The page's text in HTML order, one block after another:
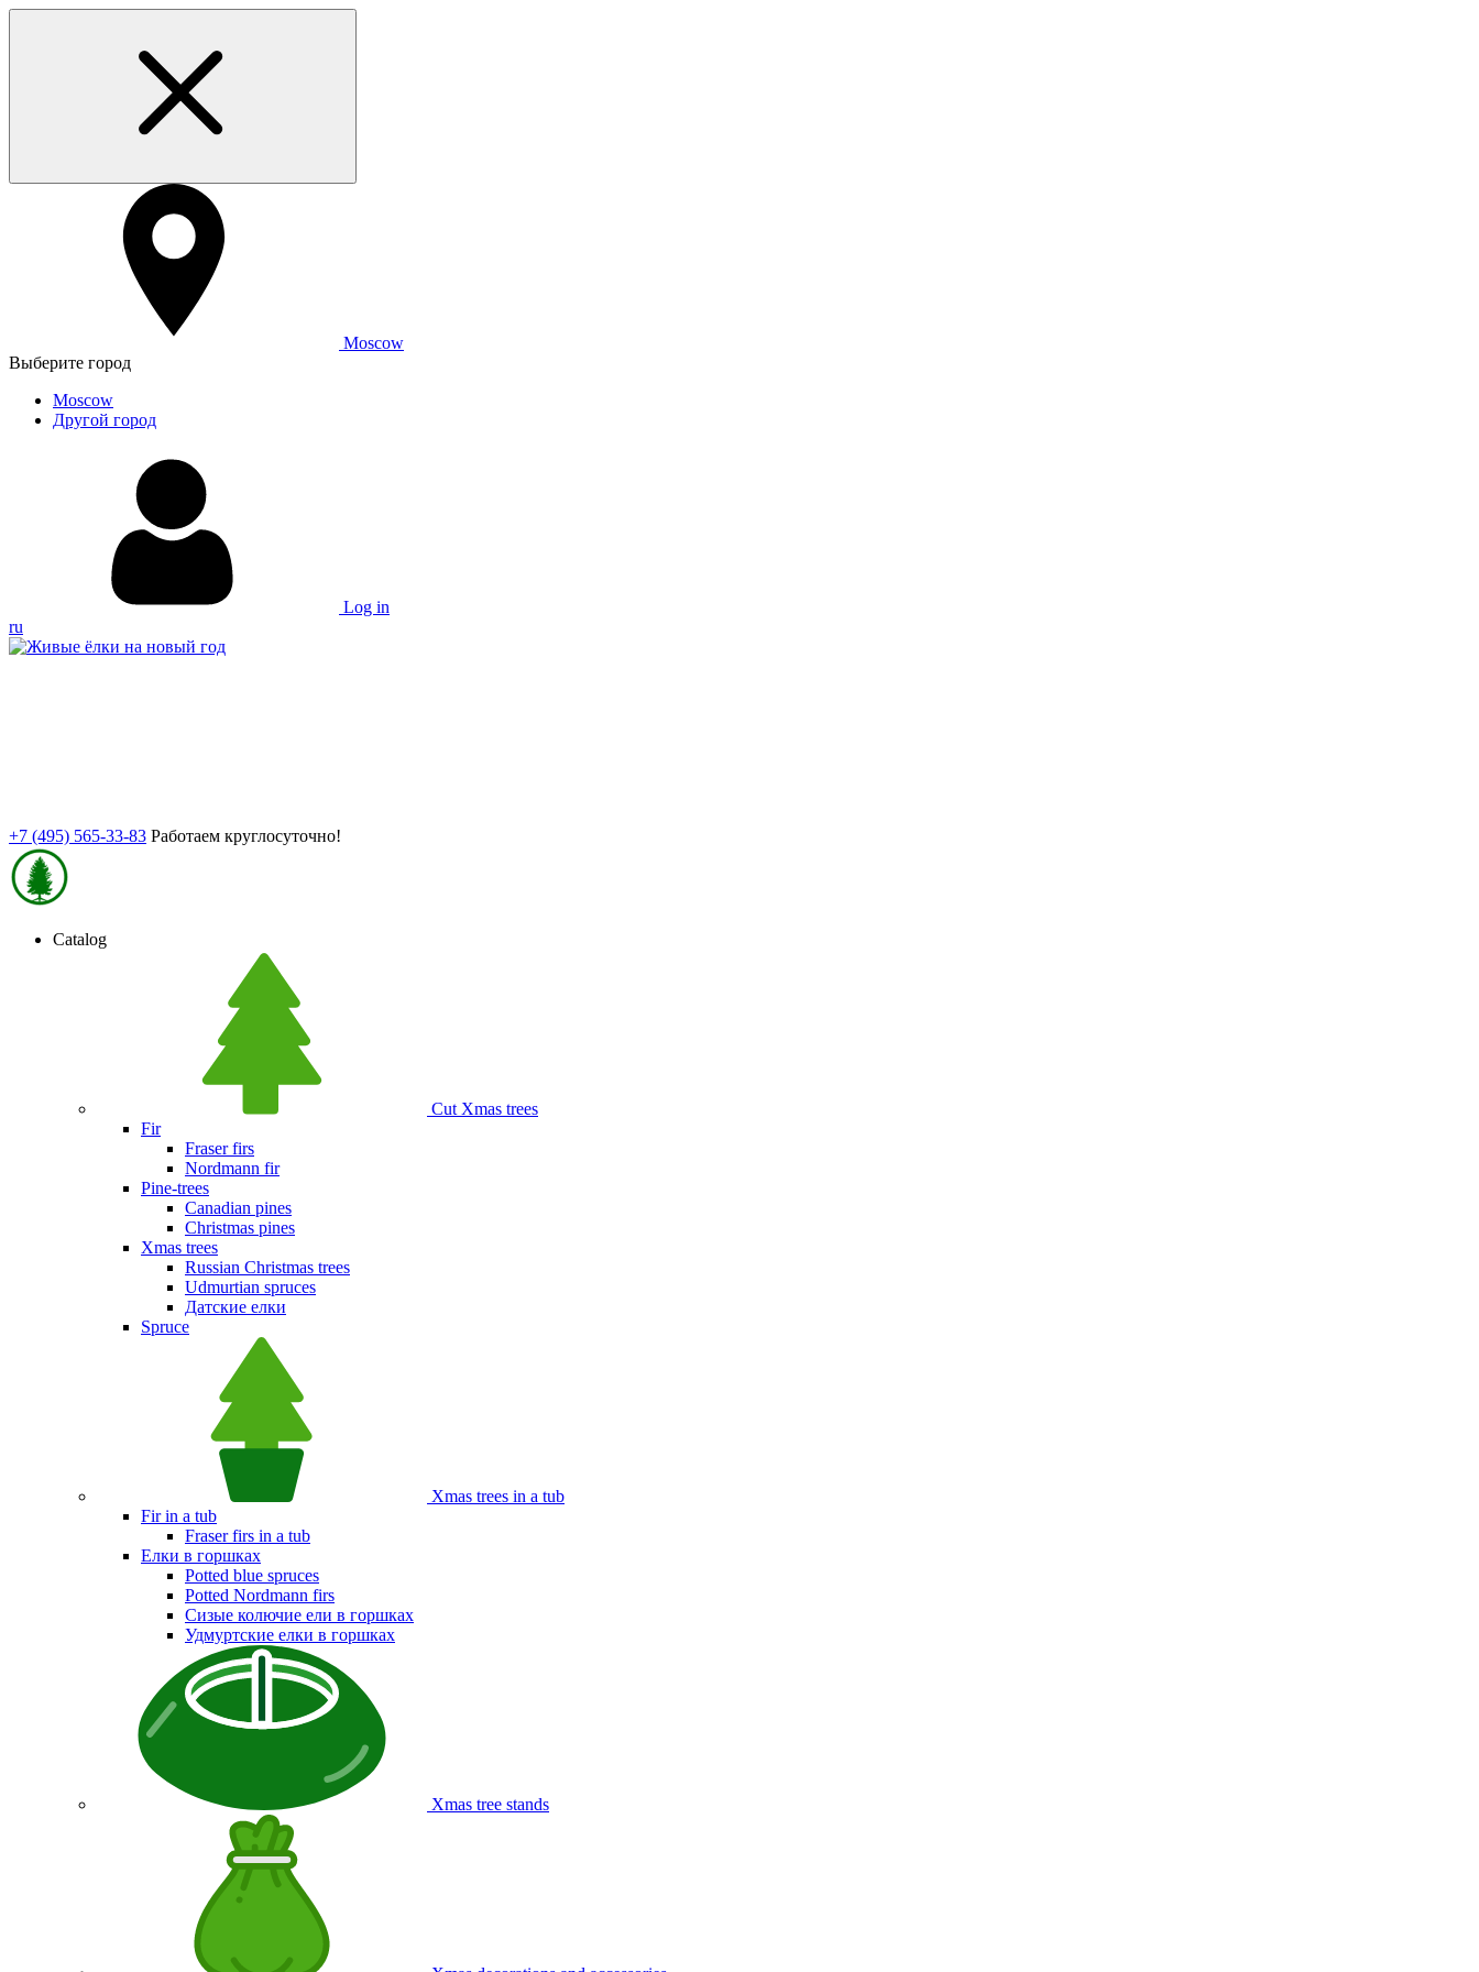
Moscow
Выберите город
Moscow
Другой город
Log in
ru
+7 (495) 565-33-83 Работаем круглосуточно!
Catalog
Сut Xmas trees
Fir
Fraser firs
Nordmann fir
Pine-trees
Canadian pines
Christmas pines
Xmas trees
Russian Christmas trees
Udmurtian spruces
Датские елки
Spruce
Xmas trees in a tub
Fir in a tub
Fraser firs in a tub
Елки в горшках
Potted blue spruces
Potted Nordmann firs
Сизые колючие ели в горшках
Удмуртские елки в горшках
Xmas tree stands